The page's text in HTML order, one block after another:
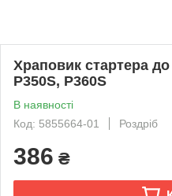
Храповик стартера
P350S, P360S
В наявності
Код: 5855664-01
Роздріб
386 ₴